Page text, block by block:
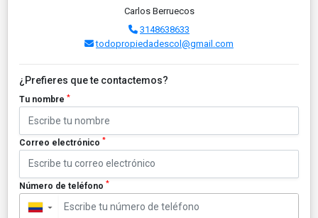
Carlos Berruecos
3148638633
todopropiedadescol@gmail.com
¿Prefieres que te contactemos?
Tu nombre *
Correo electrónico *
Número de teléfono *
▼